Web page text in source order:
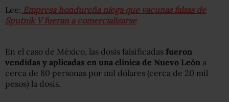
Lee: Empresa hondureña niega que vacunas falsas de
Sputnik V fueran a comercializarse
En el caso de México, las dosis falsificadas fueron
vendidas y aplicadas en una clínica de Nuevo León a
cerca de 80 personas por mil dólares (cerca de 20 mil
pesos) la dosis.